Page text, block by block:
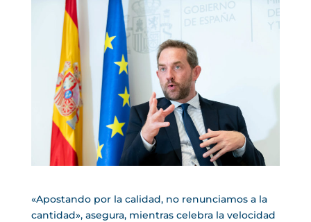
«Apostando por la calidad, no renunciamos a la
cantidad», asegura, mientras celebra la velocidad